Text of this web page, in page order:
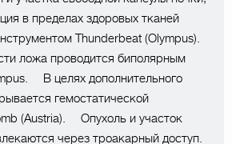
в пределах здоровых тканей
Thunderbeat (Olympus).
ложа проводится биполярным
⠀ В целях дополнительного
гемостатической
(Austria). ⠀ Опухоль и участок
через троакарный доступ.